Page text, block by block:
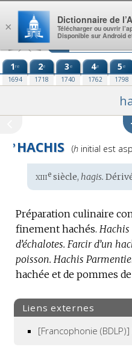
Aller au contenu
1re
1694
2e
1718
3e
1740
4e
1762
5e
1798
’ HACHIS
Prononciation
(hinitial est
Étymologie
:
xiiiesiècle, hagis.
Préparation culinaire
finement hachés.
d’échalotes. Farcir d’un
poisson. Hachis
hachée et de pommes
Liens externes
[Francophonie (BDLP)]
×
Dictionnaire de
Télécharger ou ouvrir
Disponible sur Android